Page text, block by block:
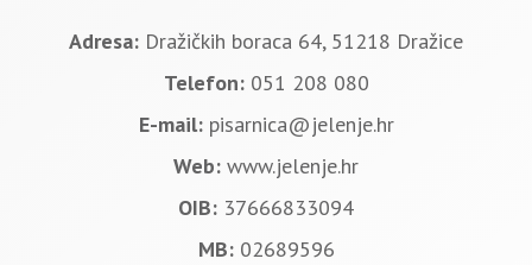
Adresa: Dražičkih boraca 64, 51218 Dražice
Telefon: 051 208 080
E-mail: pisarnica@jelenje.hr
Web: www.jelenje.hr
OIB: 37666833094
MB: 02689596